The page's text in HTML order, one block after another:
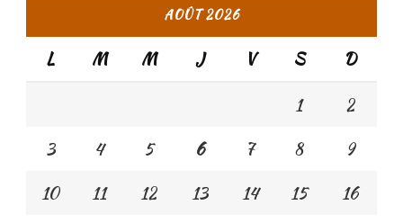
AOÛT 2026
L M M J V S
D
1
2
3
4 5 6 7 8
9
10
11 12 13 14 15
16